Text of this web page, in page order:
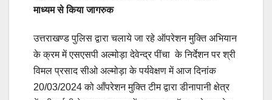
माध्यम से किया जागरुक
उत्तराखण्ड पुलिस द्वारा चलाये जा रहे ऑपरेशन मुक्ति अभियान
के क्रम में एसएसपी अल्मोड़ा देवेन्द्र पींचा के निर्देशन पर श्री
विमल प्रसाद सीओ अल्मोड़ा के पर्यवेक्षण में आज दिनांक
20/03/2024 को आँपरेशन मुक्ति टीम द्वारा डीनापानी क्षेत्र